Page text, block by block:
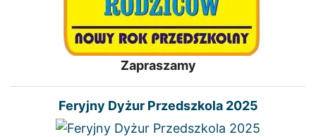
Zapraszamy
Feryjny Dyżur Przedszkola 2025